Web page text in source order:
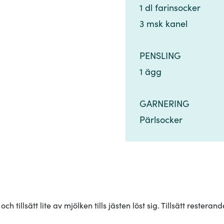
1 dl farinsocker​​​​‌ ‍ ​‍​‍‌‍ ‌ ​‍‌‍‍‌‌‍‌ ‌‍‍‌‌‍ ‍​‍​‍​ ‍‍​‍​‍‌ ​ ‌‍​‌‌‍ ‍‌‍‍‌‌ ‌​‌ ‍‌​‍ ‍‌‍‍‌‌‍ ​‍​‍​‍ ​​‍​‍‌‍‍​‌ ​‍‌‍‌‌‌‍‌‍​‍​‍​ ‍‍​‍​‍‌‍‍​‌ ‌​‌ ‌​‌ ​​‌ ​ ​ ‍‍​‍ ​‍ ‌‍​ ‌‍ ‌‌ ​ ​‍ ‍‌‍​ ‌‍‌‌‌ ​‍‌ ‌‍‌‍‌‌‌ ​‍‌‍​‌​‍ ‍‌ ​ ‌‍‌‌​‍ ‌ ​​‌ ​‍‌‍ ‌‍‌​‌ ‌‌‌‍​ ‌ ‌​‌‍‍‌‌‍ ‌‍ ‍​‍ ‌‍‍‌‌‍ ‍‌ ‌​‌‍‌‌‌‍ ‍‌ ‌​​‍ ‌‍‌‌‌‍‌​‌‍‍‌‌ ‌​​‍ ‌‍ ‌‌‍ ‌‍‌​‌‍‌‌​ ‌‌ ​​‌ ​‍‌‍‌‌‌ ​ ‌‍‌‌‌‍ ‍‌ ‌​‌‍​‌‌ ‌​‌‍‍‌‌‍ ‌‍ ‍​ ‍ ‌‍‍‌‌‍‌​​ ‌‌‍​ ​ ‌​‌‍​‍​ ​ ​ ‍‌‌‍‌‍​ ‌ ‌‍​ ​‍ ‌​ ‌‌‌‍​‍​ ‌​​ ​‍​‍ ‌​ ‌​​ ‌‍​ ‌​​ ‌​​‍ ‌​ ‍‌​ ‌‌​ ​​​ ​‌​‍ ‌​ ‌ ‌‍‌​​ ‌‌​ ‌ ​ ‍​​ ​​​ ​‌‌‍‌​‌‍‌‌​ ‌‌​ ‌‍​ ‌‌​ ‍ ‌ ‌​‌ ‍‌‌ ​​‌‍‌‌​ ‌‌ ​​‌‍​‌‌‍‌ ‌‍‌‌​ ‍ ‌ ​​‌‍​‌‌ ‌​‌‍‍​​ ‌‌‍​‍‌‍ ​‌‍ ‌‍​ ‌‍‍ ‌ ​ ​‍‌‌​ ‌‌‌​​‍‌‌ ‌‍‍ ‌‍‌‌‌ ‍‌​‍‌‌​ ​ ‌​‌​​‍‌‌​ ​ ‌​‌​​‍‌‌​ ​‍​ ​‍​ ‌​​ ‌‌​ ‌ ‌‍​‍‌‍​‌​ ‌ ​ ​‍‌‍​ ​‍ ‌​ ‍​‌‍‌‍​ ​ ‌‍​‍​‍ ‌​ ‌​​ ‌‍​ ‌ ​ ​​​‍ ‌​ ‍​​ ​‍‌‍‌​​ ​​​‍ ‌‌‍‌​​ ​​​ ‌‍​ ​‍​ ​​‌‍‌‍‌‍‌‌​ ​​​ ‌‌​ ​ ​ ​ ​ ​‍​‍‌‌​ ​‍​ ​‍​‍‌‌​ ‌‌‌​‌​​‍ ‍‌‍​ ‌‍ ‌‍ ​‌ ‌‌‌‍ ‌‌‍ ‍‌ ​ ​‍‌‌​ ‌‌‌​​‍‌‌ ‌‍‍ ‌‍‌‌‌ ‍‌​‍‌‌​ ​ ‌​‌​​‍‌‌​ ​ ‌​‌​​‍‌‌​ ​‍​ ​‍​ ​ ​ ‌​‌‍​‍​ ​‍​ ​‌​ ​​​ ‌‍‌‍‌‍​ ‍‌​ ‌‌‌‍‌‍‌‍‌​​‍‌‌​ ​‍​ ​‍​‍‌‌​ ‌‌‌​‌​​‍ ‍‌‍‍‌‌ ‌​‌‍‌‌‌‍ ‌‌ ​ ​‍‌‌​ ‌‌‌​​‍​ ​‌​ ​‍​‍‌‌​ ‌‌‌​‌​​ ‌‍​‍‌‍​‌‌ ​ ‌‍‌‌‌‌‌‌‌ ​‍‌‍ ​​ ‌‌‍‍​‌ ‌​‌ ‌​‌ ​​‌ ​ ​‍‌‌​ ​ ‌​​‌​‍‌‌​ ​‍‌​‌‍​‍‌‌​ ​‍‌​‌‍‌‍​ ‌‍ ‌‌ ​ ​‍ ‍‌‍​ ‌‍‌‌‌ ​‍‌ ‌‍‌‍‌‌‌ ​‍‌‍​‌​‍ ‍‌ ​ ‌‍‌‌​‍‌‍‌‍‍‌‌‍‌​​ ‌‌‍​ ​ ‌​‌‍​‍​ ​ ​ ‍‌‌‍‌‍​ ‌ ‌‍​ ​‍ ‌​ ‌‌‌‍​‍​ ‌​​ ​‍​‍ ‌​ ‌​​ ‌‍​ ‌​​ ‌​​‍ ‌​ ‍‌​ ‌‌​ ​​​ ​‌​‍ ‌​ ‌ ‌‍‌​​ ‌‌​ ‌ ​ ‍​​ ​​​ ​‌‌‍‌​‌‍‌‌​ ‌‌​ ‌‍​ ‌‌​‍‌‍‌ ‌​‌ ‍‌‌ ​​‌‍‌‌​ ‌‌ ​​‌‍​‌‌‍‌ ‌‍‌‌​‍‌‍‌ ​​‌‍​‌‌ ‌​‌‍‍​​ ‌‌‍​‍‌‍ ​‌‍ ‌‍​ ‌‍‍ ‌ ​ ​‍‌‌​ ‌‌‌​​‍‌‌ ‌‍‍ ‌‍‌‌‌ ‍‌​‍‌‌​ ​ ‌​‌​​‍‌‌​ ​ ‌​‌​​‍‌‌​ ​‍​ ​‍​ ‌​​ ‌‌​ ‌ ‌‍​‍‌‍​‌​ ‌ ​ ​‍‌‍​ ​‍ ‌​ ‍​‌‍‌‍​ ​ ‌‍​‍​‍ ‌​ ‌​​ ‌‍​ ‌ ​ ​​​‍ ‌​ ‍​​ ​‍‌‍‌​​ ​​​‍ ‌‌‍‌​​ ​​​ ‌‍​ ​‍​ ​​‌‍‌‍‌‍‌‌​ ​​​ ‌‌​ ​ ​ ​ ​ ​‍​‍‌‌​ ​‍​ ​‍​‍‌‌​ ‌‌‌​‌​​‍ ‍‌‍​ ‌‍ ‌‍ ​‌ ‌‌‌‍ ‌‌‍ ‍‌ ​ ​‍‌‌​ ‌‌‌​​‍‌‌ ‌‍‍ ‌‍‌‌‌ ‍‌​‍‌‌​ ​ ‌​‌​​‍‌‌​ ​ ‌​‌​​‍‌‌​ ​‍​ ​‍​ ​ ​ ‌​‌‍​‍​ ​‍​ ​‌​ ​​​ ‌‍‌‍‌‍​ ‍‌​ ‌‌‌‍‌‍‌‍‌​​‍‌‌​ ​‍​ ​‍​‍‌‌​ ‌‌‌​‌​​‍ ‍‌‍‍‌‌ ‌​‌‍‌‌‌‍ ‌‌ ​ ​‍‌‌​ ‌‌‌​​‍​ ​‌​ ​‍​‍‌‌​ ‌‌‌​‌​​‍‌‍‌ ‌ ‌‍ ‌ ​‍‌‍‍ ‌ ​ ‌ ​​‌‍​‌‌‍​ ‌‍‌‌​ ‌‌ ​​‌ ​‍‌‍ ‌‍‌​‌ ‌‌‌‍​ ‌ ‌​‌‍‍‌‌‍ ‌‍ ‍​‍‌‍‌ ​​‌‍‌‌‌ ​‍‌ ​ ‌ ​​‌‍‌‌‌‍​ ‌ ‌​‌‍‍‌‌ ‌‍‌‍‌‌​ ‌‌ ​​‌ ‌‌‌‍​‍‌‍ ​‌‍‍‌‌ ​ ‌‍‍​‌‍‌‌‌‍‌​​‍​‍‌ ‌
3 msk kanel​​​​‌ ‍ ​‍​‍‌‍ ‌ ​‍‌‍‍‌‌‍‌ ‌‍‍‌‌‍ ‍​‍​‍​ ‍‍​‍​‍‌ ​ ‌‍​‌‌‍ ‍‌‍‍‌‌ ‌​‌ ‍‌​‍ ‍‌‍‍‌‌‍ ​‍​‍​‍ ​​‍​‍‌‍‍​‌ ​‍‌‍‌‌‌‍‌‍​‍​‍​ ‍‍​‍​‍‌‍‍​‌ ‌​‌ ‌​‌ ​​‌ ​ ​ ‍‍​‍ ​‍ ‌‍​ ‌‍ ‌‌ ​ ​‍ ‍‌‍​ ‌‍‌‌‌ ​‍‌ ‌‍‌‍‌‌‌ ​‍‌‍​‌​‍ ‍‌ ​ ‌‍‌‌​‍ ‌ ​​‌ ​‍‌‍ ‌‍‌​‌ ‌‌‌‍​ ‌ ‌​‌‍‍‌‌‍ ‌‍ ‍​‍ ‌‍‍‌‌‍ ‍‌ ‌​‌‍‌‌‌‍ ‍‌ ‌​​‍ ‌‍‌‌‌‍‌​‌‍‍‌‌ ‌​​‍ ‌‍ ‌‌‍ ‌‍‌​‌‍‌‌​ ‌‌ ​​‌ ​‍‌‍‌‌‌ ​ ‌‍‌‌‌‍ ‍‌ ‌​‌‍​‌‌ ‌​‌‍‍‌‌‍ ‌‍ ‍​ ‍ ‌‍‍‌‌‍‌​​ ‌‌‍​ ​ ‌​‌‍​‍​ ​ ​ ‍‌‌‍‌‍​ ‌ ‌‍​ ​‍ ‌​ ‌‌‌‍​‍​ ‌​​ ​‍​‍ ‌​ ‌​​ ‌‍​ ‌​​ ‌​​‍ ‌​ ‍‌​ ‌‌​ ​​​ ​‌​‍ ‌​ ‌ ‌‍‌​​ ‌‌​ ‌ ​ ‍​​ ​​​ ​‌‌‍‌​‌‍‌‌​ ‌‌​ ‌‍​ ‌‌​ ‍ ‌ ‌​‌ ‍‌‌ ​​‌‍‌‌​ ‌‌ ​​‌‍​‌‌‍‌ ‌‍‌‌​ ‍ ‌ ​​‌‍​‌‌ ‌​‌‍‍​​ ‌‌‍​‍‌‍ ​‌‍ ‌‍​ ‌‍‍ ‌ ​ ​‍‌‌​ ‌‌‌​​‍‌‌ ‌‍‍ ‌‍‌‌‌ ‍‌​‍‌‌​ ​ ‌​‌​​‍‌‌​ ​ ‌​‌​​‍‌‌​ ​‍​ ​‍​ ‌​​ ‌‌​ ‌ ‌‍​‍‌‍​‌​ ‌ ​ ​‍‌‍​ ​‍ ‌​ ‍​‌‍‌‍​ ​ ‌‍​‍​‍ ‌​ ‌​​ ‌‍​ ‌ ​ ​​​‍ ‌​ ‍​​ ​‍‌‍‌​​ ​​​‍ ‌‌‍‌​​ ​​​ ‌‍​ ​‍​ ​​‌‍‌‍‌‍‌‌​ ​​​ ‌‌​ ​ ​ ​ ​ ​‍​‍‌‌​ ​‍​ ​‍​‍‌‌​ ‌‌‌​‌​​‍ ‍‌‍​ ‌‍ ‌‍ ​‌ ‌‌‌‍ ‌‌‍ ‍‌ ​ ​‍‌‌​ ‌‌‌​​‍‌‌ ‌‍‍ ‌‍‌‌‌ ‍‌​‍‌‌​ ​ ‌​‌​​‍‌‌​ ​ ‌​‌​​‍‌‌​ ​‍​ ​‍​ ​ ​ ‌​‌‍​‍​ ​‍​ ​‌​ ​​​ ‌‍‌‍‌‍​ ‍‌​ ‌‌‌‍‌‍‌‍‌​​‍‌‌​ ​‍​ ​‍​‍‌‌​ ‌‌‌​‌​​‍ ‍‌‍‍‌‌ ‌​‌‍‌‌‌‍ ‌‌ ​ ​‍‌‌​ ‌‌‌​​‍​ ​‌​ ​ ​‍‌‌​ ‌‌‌​‌​​ ‌‍​‍‌‍​‌‌ ​ ‌‍‌‌‌‌‌‌‌ ​‍‌‍ ​​ ‌‌‍‍​‌ ‌​‌ ‌​‌ ​​‌ ​ ​‍‌‌​ ​ ‌​​‌​‍‌‌​ ​‍‌​‌‍​‍‌‌​ ​‍‌​‌‍‌‍​ ‌‍ ‌‌ ​ ​‍ ‍‌‍​ ‌‍‌‌‌ ​‍‌ ‌‍‌‍‌‌‌ ​‍‌‍​‌​‍ ‍‌ ​ ‌‍‌‌​‍‌‍‌‍‍‌‌‍‌​​ ‌‌‍​ ​ ‌​‌‍​‍​ ​ ​ ‍‌‌‍‌‍​ ‌ ‌‍​ ​‍ ‌​ ‌‌‌‍​‍​ ‌​​ ​‍​‍ ‌​ ‌​​ ‌‍​ ‌​​ ‌​​‍ ‌​ ‍‌​ ‌‌​ ​​​ ​‌​‍ ‌​ ‌ ‌‍‌​​ ‌‌​ ‌ ​ ‍​​ ​​​ ​‌‌‍‌​‌‍‌‌​ ‌‌​ ‌‍​ ‌‌​‍‌‍‌ ‌​‌ ‍‌‌ ​​‌‍‌‌​ ‌‌ ​​‌‍​‌‌‍‌ ‌‍‌‌​‍‌‍‌ ​​‌‍​‌‌ ‌​‌‍‍​​ ‌‌‍​‍‌‍ ​‌‍ ‌‍​ ‌‍‍ ‌ ​ ​‍‌‌​ ‌‌‌​​‍‌‌ ‌‍‍ ‌‍‌‌‌ ‍‌​‍‌‌​ ​ ‌​‌​​‍‌‌​ ​ ‌​‌​​‍‌‌​ ​‍​ ​‍​ ‌​​ ‌‌​ ‌ ‌‍​‍‌‍​‌​ ‌ ​ ​‍‌‍​ ​‍ ‌​ ‍​‌‍‌‍​ ​ ‌‍​‍​‍ ‌​ ‌​​ ‌‍​ ‌ ​ ​​​‍ ‌​ ‍​​ ​‍‌‍‌​​ ​​​‍ ‌‌‍‌​​ ​​​ ‌‍​ ​‍​ ​​‌‍‌‍‌‍‌‌​ ​​​ ‌‌​ ​ ​ ​ ​ ​‍​‍‌‌​ ​‍​ ​‍​‍‌‌​ ‌‌‌​‌​​‍ ‍‌‍​ ‌‍ ‌‍ ​‌ ‌‌‌‍ ‌‌‍ ‍‌ ​ ​‍‌‌​ ‌‌‌​​‍‌‌ ‌‍‍ ‌‍‌‌‌ ‍‌​‍‌‌​ ​ ‌​‌​​‍‌‌​ ​ ‌​‌​​‍‌‌​ ​‍​ ​‍​ ​ ​ ‌​‌‍​‍​ ​‍​ ​‌​ ​​​ ‌‍‌‍‌‍​ ‍‌​ ‌‌‌‍‌‍‌‍‌​​‍‌‌​ ​‍​ ​‍​‍‌‌​ ‌‌‌​‌​​‍ ‍‌‍‍‌‌ ‌​‌‍‌‌‌‍ ‌‌ ​ ​‍‌‌​ ‌‌‌​​‍​ ​‌​ ​ ​‍‌‌​ ‌‌‌​‌​​‍‌‍‌ ‌ ‌‍ ‌ ​‍‌‍‍ ‌ ​ ‌ ​​‌‍​‌‌‍​ ‌‍‌‌​ ‌‌ ​​‌ ​‍‌‍ ‌‍‌​‌ ‌‌‌‍​ ‌ ‌​‌‍‍‌‌‍ ‌‍ ‍​‍‌‍‌ ​​‌‍‌‌‌ ​‍‌ ​ ‌ ​​‌‍‌‌‌‍​ ‌ ‌​‌‍‍‌‌ ‌‍‌‍‌‌​ ‌‌ ​​‌ ‌‌‌‍​‍‌‍ ​‌‍‍‌‌ ​ ‌‍‍​‌‍‌‌‌‍‌​​‍​‍‌ ‌
PENSLING​​​​‌ ‍ ​‍​‍‌‍ ‌ ​‍‌‍‍‌‌‍‌ ‌‍‍‌‌‍ ‍​‍​‍​ ‍‍​‍​‍‌ ​ ‌‍​‌‌‍ ‍‌‍‍‌‌ ‌​‌ ‍‌​‍ ‍‌‍‍‌‌‍ ​‍​‍​‍ ​​‍​‍‌‍‍​‌ ​‍‌‍‌‌‌‍‌‍​‍​‍​ ‍‍​‍​‍‌‍‍​‌ ‌​‌ ‌​‌ ​​‌ ​ ​ ‍‍​‍ ​‍ ‌‍​ ‌‍ ‌‌ ​ ​‍ ‍‌‍​ ‌‍‌‌‌ ​‍‌ ‌‍‌‍‌‌‌ ​‍‌‍​‌​‍ ‍‌ ​ ‌‍‌‌​‍ ‌ ​​‌ ​‍‌‍ ‌‍‌​‌ ‌‌‌‍​ ‌ ‌​‌‍‍‌‌‍ ‌‍ ‍​‍ ‌‍‍‌‌‍ ‍‌ ‌​‌‍‌‌‌‍ ‍‌ ‌​​‍ ‌‍‌‌‌‍‌​‌‍‍‌‌ ‌​​‍ ‌‍ ‌‌‍ ‌‍‌​‌‍‌‌​ ‌‌ ​​‌ ​‍‌‍‌‌‌ ​ ‌‍‌‌‌‍ ‍‌ ‌​‌‍​‌‌ ‌​‌‍‍‌‌‍ ‌‍ ‍​ ‍ ‌‍‍‌‌‍‌​​ ‌‌‍​ ​ ‌​‌‍​‍​ ​ ​ ‍‌‌‍‌‍​ ‌ ‌‍​ ​‍ ‌​ ‌‌‌‍​‍​ ‌​​ ​‍​‍ ‌​ ‌​​ ‌‍​ ‌​​ ‌​​‍ ‌​ ‍‌​ ‌‌​ ​​​ ​‌​‍ ‌​ ‌ ‌‍‌​​ ‌‌​ ‌ ​ ‍​​ ​​​ ​‌‌‍‌​‌‍‌‌​ ‌‌​ ‌‍​ ‌‌​ ‍ ‌ ‌​‌ ‍‌‌ ​​‌‍‌‌​ ‌‌ ​​‌‍​‌‌‍‌ ‌‍‌‌​ ‍ ‌ ​​‌‍​‌‌ ‌​‌‍‍​​ ‌‌‍​‍‌‍ ​‌‍ ‌‍​ ‌‍‍ ‌ ​ ​‍‌‌​ ‌‌‌​​‍‌‌ ‌‍‍ ‌‍‌‌‌ ‍‌​‍‌‌​ ​ ‌​‌​​‍‌‌​ ​ ‌​‌​​‍‌‌​ ​‍​ ​‍​ ‌​​ ‌‌​ ‌ ‌‍​‍‌‍​‌​ ‌ ​ ​‍‌‍​ ​‍ ‌​ ‍​‌‍‌‍​ ​ ‌‍​‍​‍ ‌​ ‌​​ ‌‍​ ‌ ​ ​​​‍ ‌​ ‍​​ ​‍‌‍‌​​ ​​​‍ ‌‌‍‌​​ ​​​ ‌‍​ ​‍​ ​​‌‍‌‍‌‍‌‌​ ​​​ ‌‌​ ​ ​ ​ ​ ​‍​‍‌‌​ ​‍​ ​‍​‍‌‌​ ‌‌‌​‌​​‍ ‍‌‍​ ‌‍ ‌‍ ​‌ ‌‌‌‍ ‌‌‍ ‍‌ ​ ​‍‌‌​ ‌‌‌​​‍‌‌ ‌‍‍ ‌‍‌‌‌ ‍‌​‍‌‌​ ​ ‌​‌​​‍‌‌​ ​ ‌​‌​​‍‌‌​ ​‍​ ​‍​ ​ ​ ‌​‌‍​‍​ ​‍​ ​‌​ ​​​ ‌‍‌‍‌‍​ ‍‌​ ‌‌‌‍‌‍‌‍‌​​‍‌‌​ ​‍​ ​‍​‍‌‌​ ‌‌‌​‌​​‍ ‍‌‍‍‌‌ ‌​‌‍‌‌‌‍ ‌‌ ​ ​‍‌‌​ ‌‌‌​​‍​ ​‌​ ‌‌​‍‌‌​ ‌‌‌​‌​​ ‌‍​‍‌‍​‌‌ ​ ‌‍‌‌‌‌‌‌‌ ​‍‌‍ ​​ ‌‌‍‍​‌ ‌​‌ ‌​‌ ​​‌ ​ ​‍‌‌​ ​ ‌​​‌​‍‌‌​ ​‍‌​‌‍​‍‌‌​ ​‍‌​‌‍‌‍​ ‌‍ ‌‌ ​ ​‍ ‍‌‍​ ‌‍‌‌‌ ​‍‌ ‌‍‌‍‌‌‌ ​‍‌‍​‌​‍ ‍‌ ​ ‌‍‌‌​‍‌‍‌‍‍‌‌‍‌​​ ‌‌‍​ ​ ‌​‌‍​‍​ ​ ​ ‍‌‌‍‌‍​ ‌ ‌‍​ ​‍ ‌​ ‌‌‌‍​‍​ ‌​​ ​‍​‍ ‌​ ‌​​ ‌‍​ ‌​​ ‌​​‍ ‌​ ‍‌​ ‌‌​ ​​​ ​‌​‍ ‌​ ‌ ‌‍‌​​ ‌‌​ ‌ ​ ‍​​ ​​​ ​‌‌‍‌​‌‍‌‌​ ‌‌​ ‌‍​ ‌‌​‍‌‍‌ ‌​‌ ‍‌‌ ​​‌‍‌‌​ ‌‌ ​​‌‍​‌‌‍‌ ‌‍‌‌​‍‌‍‌ ​​‌‍​‌‌ ‌​‌‍‍​​ ‌‌‍​‍‌‍ ​‌‍ ‌‍​ ‌‍‍ ‌ ​ ​‍‌‌​ ‌‌‌​​‍‌‌ ‌‍‍ ‌‍‌‌‌ ‍‌​‍‌‌​ ​ ‌​‌​​‍‌‌​ ​ ‌​‌​​‍‌‌​ ​‍​ ​‍​ ‌​​ ‌‌​ ‌ ‌‍​‍‌‍​‌​ ‌ ​ ​‍‌‍​ ​‍ ‌​ ‍​‌‍‌‍​ ​ ‌‍​‍​‍ ‌​ ‌​​ ‌‍​ ‌ ​ ​​​‍ ‌​ ‍​​ ​‍‌‍‌​​ ​​​‍ ‌‌‍‌​​ ​​​ ‌‍​ ​‍​ ​​‌‍‌‍‌‍‌‌​ ​​​ ‌‌​ ​ ​ ​ ​ ​‍​‍‌‌​ ​‍​ ​‍​‍‌‌​ ‌‌‌​‌​​‍ ‍‌‍​ ‌‍ ‌‍ ​‌ ‌‌‌‍ ‌‌‍ ‍‌ ​ ​‍‌‌​ ‌‌‌​​‍‌‌ ‌‍‍ ‌‍‌‌‌ ‍‌​‍‌‌​ ​ ‌​‌​​‍‌‌​ ​ ‌​‌​​‍‌‌​ ​‍​ ​‍​ ​ ​ ‌​‌‍​‍​ ​‍​ ​‌​ ​​​ ‌‍‌‍‌‍​ ‍‌​ ‌‌‌‍‌‍‌‍‌​​‍‌‌​ ​‍​ ​‍​‍‌‌​ ‌‌‌​‌​​‍ ‍‌‍‍‌‌ ‌​‌‍‌‌‌‍ ‌‌ ​ ​‍‌‌​ ‌‌‌​​‍​ ​‌​ ‌‌​‍‌‌​ ‌‌‌​‌​​‍‌‍‌ ‌ ‌‍ ‌ ​‍‌‍‍ ‌ ​ ‌ ​​‌‍​‌‌‍​ ‌‍‌‌​ ‌‌ ​​‌ ​‍‌‍ ‌‍‌​‌ ‌‌‌‍​ ‌ ‌​‌‍‍‌‌‍ ‌‍ ‍​‍‌‍‌ ​​‌‍‌‌‌ ​‍‌ ​ ‌ ​​‌‍‌‌‌‍​ ‌ ‌​‌‍‍‌‌ ‌‍‌‍‌‌​ ‌‌ ​​‌ ‌‌‌‍​‍‌‍ ​‌‍‍‌‌ ​ ‌‍‍​‌‍‌‌‌‍‌​​‍​‍‌ ‌
1 ägg​​​​‌ ‍ ​‍​‍‌‍ ‌ ​‍‌‍‍‌‌‍‌ ‌‍‍‌‌‍ ‍​‍​‍​ ‍‍​‍​‍‌ ​ ‌‍​‌‌‍ ‍‌‍‍‌‌ ‌​‌ ‍‌​‍ ‍‌‍‍‌‌‍ ​‍​‍​‍ ​​‍​‍‌‍‍​‌ ​‍‌‍‌‌‌‍‌‍​‍​‍​ ‍‍​‍​‍‌‍‍​‌ ‌​‌ ‌​‌ ​​‌ ​ ​ ‍‍​‍ ​‍ ‌‍​ ‌‍ ‌‌ ​ ​‍ ‍‌‍​ ‌‍‌‌‌ ​‍‌ ‌‍‌‍‌‌‌ ​‍‌‍​‌​‍ ‍‌ ​ ‌‍‌‌​‍ ‌ ​​‌ ​‍‌‍ ‌‍‌​‌ ‌‌‌‍​ ‌ ‌​‌‍‍‌‌‍ ‌‍ ‍​‍ ‌‍‍‌‌‍ ‍‌ ‌​‌‍‌‌‌‍ ‍‌ ‌​​‍ ‌‍‌‌‌‍‌​‌‍‍‌‌ ‌​​‍ ‌‍ ‌‌‍ ‌‍‌​‌‍‌‌​ ‌‌ ​​‌ ​‍‌‍‌‌‌ ​ ‌‍‌‌‌‍ ‍‌ ‌​‌‍​‌‌ ‌​‌‍‍‌‌‍ ‌‍ ‍​ ‍ ‌‍‍‌‌‍‌​​ ‌‌‍​ ​ ‌​‌‍​‍​ ​ ​ ‍‌‌‍‌‍​ ‌ ‌‍​ ​‍ ‌​ ‌‌‌‍​‍​ ‌​​ ​‍​‍ ‌​ ‌​​ ‌‍​ ‌​​ ‌​​‍ ‌​ ‍‌​ ‌‌​ ​​​ ​‌​‍ ‌​ ‌ ‌‍‌​​ ‌‌​ ‌ ​ ‍​​ ​​​ ​‌‌‍‌​‌‍‌‌​ ‌‌​ ‌‍​ ‌‌​ ‍ ‌ ‌​‌ ‍‌‌ ​​‌‍‌‌​ ‌‌ ​​‌‍​‌‌‍‌ ‌‍‌‌​ ‍ ‌ ​​‌‍​‌‌ ‌​‌‍‍​​ ‌‌‍​‍‌‍ ​‌‍ ‌‍​ ‌‍‍ ‌ ​ ​‍‌‌​ ‌‌‌​​‍‌‌ ‌‍‍ ‌‍‌‌‌ ‍‌​‍‌‌​ ​ ‌​‌​​‍‌‌​ ​ ‌​‌​​‍‌‌​ ​‍​ ​‍​ ‌​​ ‌‌​ ‌ ‌‍​‍‌‍​‌​ ‌ ​ ​‍‌‍​ ​‍ ‌​ ‍​‌‍‌‍​ ​ ‌‍​‍​‍ ‌​ ‌​​ ‌‍​ ‌ ​ ​​​‍ ‌​ ‍​​ ​‍‌‍‌​​ ​​​‍ ‌‌‍‌​​ ​​​ ‌‍​ ​‍​ ​​‌‍‌‍‌‍‌‌​ ​​​ ‌‌​ ​ ​ ​ ​ ​‍​‍‌‌​ ​‍​ ​‍​‍‌‌​ ‌‌‌​‌​​‍ ‍‌‍​ ‌‍ ‌‍ ​‌ ‌‌‌‍ ‌‌‍ ‍‌ ​ ​‍‌‌​ ‌‌‌​​‍‌‌ ‌‍‍ ‌‍‌‌‌ ‍‌​‍‌‌​ ​ ‌​‌​​‍‌‌​ ​ ‌​‌​​‍‌‌​ ​‍​ ​‍​ ​ ​ ‌​‌‍​‍​ ​‍​ ​‌​ ​​​ ‌‍‌‍‌‍​ ‍‌​ ‌‌‌‍‌‍‌‍‌​​‍‌‌​ ​‍​ ​‍​‍‌‌​ ‌‌‌​‌​​‍ ‍‌‍‍‌‌ ‌​‌‍‌‌‌‍ ‌‌ ​ ​‍‌‌​ ‌‌‌​​‍​ ​‌​ ‌‍​‍‌‌​ ‌‌‌​‌​​ ‌‍​‍‌‍​‌‌ ​ ‌‍‌‌‌‌‌‌‌ ​‍‌‍ ​​ ‌‌‍‍​‌ ‌​‌ ‌​‌ ​​‌ ​ ​‍‌‌​ ​ ‌​​‌​‍‌‌​ ​‍‌​‌‍​‍‌‌​ ​‍‌​‌‍‌‍​ ‌‍ ‌‌ ​ ​‍ ‍‌‍​ ‌‍‌‌‌ ​‍‌ ‌‍‌‍‌‌‌ ​‍‌‍​‌​‍ ‍‌ ​ ‌‍‌‌​‍‌‍‌‍‍‌‌‍‌​​ ‌‌‍​ ​ ‌​‌‍​‍​ ​ ​ ‍‌‌‍‌‍​ ‌ ‌‍​ ​‍ ‌​ ‌‌‌‍​‍​ ‌​​ ​‍​‍ ‌​ ‌​​ ‌‍​ ‌​​ ‌​​‍ ‌​ ‍‌​ ‌‌​ ​​​ ​‌​‍ ‌​ ‌ ‌‍‌​​ ‌‌​ ‌ ​ ‍​​ ​​​ ​‌‌‍‌​‌‍‌‌​ ‌‌​ ‌‍​ ‌‌​‍‌‍‌ ‌​‌ ‍‌‌ ​​‌‍‌‌​ ‌‌ ​​‌‍​‌‌‍‌ ‌‍‌‌​‍‌‍‌ ​​‌‍​‌‌ ‌​‌‍‍​​ ‌‌‍​‍‌‍ ​‌‍ ‌‍​ ‌‍‍ ‌ ​ ​‍‌‌​ ‌‌‌​​‍‌‌ ‌‍‍ ‌‍‌‌‌ ‍‌​‍‌‌​ ​ ‌​‌​​‍‌‌​ ​ ‌​‌​​‍‌‌​ ​‍​ ​‍​ ‌​​ ‌‌​ ‌ ‌‍​‍‌‍​‌​ ‌ ​ ​‍‌‍​ ​‍ ‌​ ‍​‌‍‌‍​ ​ ‌‍​‍​‍ ‌​ ‌​​ ‌‍​ ‌ ​ ​​​‍ ‌​ ‍​​ ​‍‌‍‌​​ ​​​‍ ‌‌‍‌​​ ​​​ ‌‍​ ​‍​ ​​‌‍‌‍‌‍‌‌​ ​​​ ‌‌​ ​ ​ ​ ​ ​‍​‍‌‌​ ​‍​ ​‍​‍‌‌​ ‌‌‌​‌​​‍ ‍‌‍​ ‌‍ ‌‍ ​‌ ‌‌‌‍ ‌‌‍ ‍‌ ​ ​‍‌‌​ ‌‌‌​​‍‌‌ ‌‍‍ ‌‍‌‌‌ ‍‌​‍‌‌​ ​ ‌​‌​​‍‌‌​ ​ ‌​‌​​‍‌‌​ ​‍​ ​‍​ ​ ​ ‌​‌‍​‍​ ​‍​ ​‌​ ​​​ ‌‍‌‍‌‍​ ‍‌​ ‌‌‌‍‌‍‌‍‌​​‍‌‌​ ​‍​ ​‍​‍‌‌​ ‌‌‌​‌​​‍ ‍‌‍‍‌‌ ‌​‌‍‌‌‌‍ ‌‌ ​ ​‍‌‌​ ‌‌‌​​‍​ ​‌​ ‌‍​‍‌‌​ ‌‌‌​‌​​‍‌‍‌ ‌ ‌‍ ‌ ​‍‌‍‍ ‌ ​ ‌ ​​‌‍​‌‌‍​ ‌‍‌‌​ ‌‌ ​​‌ ​‍‌‍ ‌‍‌​‌ ‌‌‌‍​ ‌ ‌​‌‍‍‌‌‍ ‌‍ ‍​‍‌‍‌ ​​‌‍‌‌‌ ​‍‌ ​ ‌ ​​‌‍‌‌‌‍​ ‌ ‌​‌‍‍‌‌ ‌‍‌‍‌‌​ ‌‌ ​​‌ ‌‌‌‍​‍‌‍ ​‌‍‍‌‌ ​ ‌‍‍​‌‍‌‌‌‍‌​​‍​‍‌ ‌
GARNERING​​​​‌ ‍ ​‍​‍‌‍ ‌ ​‍‌‍‍‌‌‍‌ ‌‍‍‌‌‍ ‍​‍​‍​ ‍‍​‍​‍‌ ​ ‌‍​‌‌‍ ‍‌‍‍‌‌ ‌​‌ ‍‌​‍ ‍‌‍‍‌‌‍ ​‍​‍​‍ ​​‍​‍‌‍‍​‌ ​‍‌‍‌‌‌‍‌‍​‍​‍​ ‍‍​‍​‍‌‍‍​‌ ‌​‌ ‌​‌ ​​‌ ​ ​ ‍‍​‍ ​‍ ‌‍​ ‌‍ ‌‌ ​ ​‍ ‍‌‍​ ‌‍‌‌‌ ​‍‌ ‌‍‌‍‌‌‌ ​‍‌‍​‌​‍ ‍‌ ​ ‌‍‌‌​‍ ‌ ​​‌ ​‍‌‍ ‌‍‌​‌ ‌‌‌‍​ ‌ ‌​‌‍‍‌‌‍ ‌‍ ‍​‍ ‌‍‍‌‌‍ ‍‌ ‌​‌‍‌‌‌‍ ‍‌ ‌​​‍ ‌‍‌‌‌‍‌​‌‍‍‌‌ ‌​​‍ ‌‍ ‌‌‍ ‌‍‌​‌‍‌‌​ ‌‌ ​​‌ ​‍‌‍‌‌‌ ​ ‌‍‌‌‌‍ ‍‌ ‌​‌‍​‌‌ ‌​‌‍‍‌‌‍ ‌‍ ‍​ ‍ ‌‍‍‌‌‍‌​​ ‌‌‍​ ​ ‌​‌‍​‍​ ​ ​ ‍‌‌‍‌‍​ ‌ ‌‍​ ​‍ ‌​ ‌‌‌‍​‍​ ‌​​ ​‍​‍ ‌​ ‌​​ ‌‍​ ‌​​ ‌​​‍ ‌​ ‍‌​ ‌‌​ ​​​ ​‌​‍ ‌​ ‌ ‌‍‌​​ ‌‌​ ‌ ​ ‍​​ ​​​ ​‌‌‍‌​‌‍‌‌​ ‌‌​ ‌‍​ ‌‌​ ‍ ‌ ‌​‌ ‍‌‌ ​​‌‍‌‌​ ‌‌ ​​‌‍​‌‌‍‌ ‌‍‌‌​ ‍ ‌ ​​‌‍​‌‌ ‌​‌‍‍​​ ‌‌‍​‍‌‍ ​‌‍ ‌‍​ ‌‍‍ ‌ ​ ​‍‌‌​ ‌‌‌​​‍‌‌ ‌‍‍ ‌‍‌‌‌ ‍‌​‍‌‌​ ​ ‌​‌​​‍‌‌​ ​ ‌​‌​​‍‌‌​ ​‍​ ​‍​ ‌​​ ‌‌​ ‌ ‌‍​‍‌‍​‌​ ‌ ​ ​‍‌‍​ ​‍ ‌​ ‍​‌‍‌‍​ ​ ‌‍​‍​‍ ‌​ ‌​​ ‌‍​ ‌ ​ ​​​‍ ‌​ ‍​​ ​‍‌‍‌​​ ​​​‍ ‌‌‍‌​​ ​​​ ‌‍​ ​‍​ ​​‌‍‌‍‌‍‌‌​ ​​​ ‌‌​ ​ ​ ​ ​ ​‍​‍‌‌​ ​‍​ ​‍​‍‌‌​ ‌‌‌​‌​​‍ ‍‌‍​ ‌‍ ‌‍ ​‌ ‌‌‌‍ ‌‌‍ ‍‌ ​ ​‍‌‌​ ‌‌‌​​‍‌‌ ‌‍‍ ‌‍‌‌‌ ‍‌​‍‌‌​ ​ ‌​‌​​‍‌‌​ ​ ‌​‌​​‍‌‌​ ​‍​ ​‍​ ​ ​ ‌​‌‍​‍​ ​‍​ ​‌​ ​​​ ‌‍‌‍‌‍​ ‍‌​ ‌‌‌‍‌‍‌‍‌​​‍‌‌​ ​‍​ ​‍​‍‌‌​ ‌‌‌​‌​​‍ ‍‌‍‍‌‌ ‌​‌‍‌‌‌‍ ‌‌ ​ ​‍‌‌​ ‌‌‌​​‍​ ​‌​ ‍​​‍‌‌​ ‌‌‌​‌​​ ‌‍​‍‌‍​‌‌ ​ ‌‍‌‌‌‌‌‌‌ ​‍‌‍ ​​ ‌‌‍‍​‌ ‌​‌ ‌​‌ ​​‌ ​ ​‍‌‌​ ​ ‌​​‌​‍‌‌​ ​‍‌​‌‍​‍‌‌​ ​‍‌​‌‍‌‍​ ‌‍ ‌‌ ​ ​‍ ‍‌‍​ ‌‍‌‌‌ ​‍‌ ‌‍‌‍‌‌‌ ​‍‌‍​‌​‍ ‍‌ ​ ‌‍‌‌​‍‌‍‌‍‍‌‌‍‌​​ ‌‌‍​ ​ ‌​‌‍​‍​ ​ ​ ‍‌‌‍‌‍​ ‌ ‌‍​ ​‍ ‌​ ‌‌‌‍​‍​ ‌​​ ​‍​‍ ‌​ ‌​​ ‌‍​ ‌​​ ‌​​‍ ‌​ ‍‌​ ‌‌​ ​​​ ​‌​‍ ‌​ ‌ ‌‍‌​​ ‌‌​ ‌ ​ ‍​​ ​​​ ​‌‌‍‌​‌‍‌‌​ ‌‌​ ‌‍​ ‌‌​‍‌‍‌ ‌​‌ ‍‌‌ ​​‌‍‌‌​ ‌‌ ​​‌‍​‌‌‍‌ ‌‍‌‌​‍‌‍‌ ​​‌‍​‌‌ ‌​‌‍‍​​ ‌‌‍​‍‌‍ ​‌‍ ‌‍​ ‌‍‍ ‌ ​ ​‍‌‌​ ‌‌‌​​‍‌‌ ‌‍‍ ‌‍‌‌‌ ‍‌​‍‌‌​ ​ ‌​‌​​‍‌‌​ ​ ‌​‌​​‍‌‌​ ​‍​ ​‍​ ‌​​ ‌‌​ ‌ ‌‍​‍‌‍​‌​ ‌ ​ ​‍‌‍​ ​‍ ‌​ ‍​‌‍‌‍​ ​ ‌‍​‍​‍ ‌​ ‌​​ ‌‍​ ‌ ​ ​​​‍ ‌​ ‍​​ ​‍‌‍‌​​ ​​​‍ ‌‌‍‌​​ ​​​ ‌‍​ ​‍​ ​​‌‍‌‍‌‍‌‌​ ​​​ ‌‌​ ​ ​ ​ ​ ​‍​‍‌‌​ ​‍​ ​‍​‍‌‌​ ‌‌‌​‌​​‍ ‍‌‍​ ‌‍ ‌‍ ​‌ ‌‌‌‍ ‌‌‍ ‍‌ ​ ​‍‌‌​ ‌‌‌​​‍‌‌ ‌‍‍ ‌‍‌‌‌ ‍‌​‍‌‌​ ​ ‌​‌​​‍‌‌​ ​ ‌​‌​​‍‌‌​ ​‍​ ​‍​ ​ ​ ‌​‌‍​‍​ ​‍​ ​‌​ ​​​ ‌‍‌‍‌‍​ ‍‌​ ‌‌‌‍‌‍‌‍‌​​‍‌‌​ ​‍​ ​‍​‍‌‌​ ‌‌‌​‌​​‍ ‍‌‍‍‌‌ ‌​‌‍‌‌‌‍ ‌‌ ​ ​‍‌‌​ ‌‌‌​​‍​ ​‌​ ‍​​‍‌‌​ ‌‌‌​‌​​‍‌‍‌ ‌ ‌‍ ‌ ​‍‌‍‍ ‌ ​ ‌ ​​‌‍​‌‌‍​ ‌‍‌‌​ ‌‌ ​​‌ ​‍‌‍ ‌‍‌​‌ ‌‌‌‍​ ‌ ‌​‌‍‍‌‌‍ ‌‍ ‍​‍‌‍‌ ​​‌‍‌‌‌ ​‍‌ ​ ‌ ​​‌‍‌‌‌‍​ ‌ ‌​‌‍‍‌‌ ‌‍‌‍‌‌​ ‌‌ ​​‌ ‌‌‌‍​‍‌‍ ​‌‍‍‌‌ ​ ‌‍‍​‌‍‌‌‌‍‌​​‍​‍‌ ‌
Pärlsocker​​​​‌ ‍ ​‍​‍‌‍ ‌ ​‍‌‍‍‌‌‍‌ ‌‍‍‌‌‍ ‍​‍​‍​ ‍‍​‍​‍‌ ​ ‌‍​‌‌‍ ‍‌‍‍‌‌ ‌​‌ ‍‌​‍ ‍‌‍‍‌‌‍ ​‍​‍​‍ ​​‍​‍‌‍‍​‌ ​‍‌‍‌‌‌‍‌‍​‍​‍​ ‍‍​‍​‍‌‍‍​‌ ‌​‌ ‌​‌ ​​‌ ​ ​ ‍‍​‍ ​‍ ‌‍​ ‌‍ ‌‌ ​ ​‍ ‍‌‍​ ‌‍‌‌‌ ​‍‌ ‌‍‌‍‌‌‌ ​‍‌‍​‌​‍ ‍‌ ​ ‌‍‌‌​‍ ‌ ​​‌ ​‍‌‍ ‌‍‌​‌ ‌‌‌‍​ ‌ ‌​‌‍‍‌‌‍ ‌‍ ‍​‍ ‌‍‍‌‌‍ ‍‌ ‌​‌‍‌‌‌‍ ‍‌ ‌​​‍ ‌‍‌‌‌‍‌​‌‍‍‌‌ ‌​​‍ ‌‍ ‌‌‍ ‌‍‌​‌‍‌‌​ ‌‌ ​​‌ ​‍‌‍‌‌‌ ​ ‌‍‌‌‌‍ ‍‌ ‌​‌‍​‌‌ ‌​‌‍‍‌‌‍ ‌‍ ‍​ ‍ ‌‍‍‌‌‍‌​​ ‌‌‍​ ​ ‌​‌‍​‍​ ​ ​ ‍‌‌‍‌‍​ ‌ ‌‍​ ​‍ ‌​ ‌‌‌‍​‍​ ‌​​ ​‍​‍ ‌​ ‌​​ ‌‍​ ‌​​ ‌​​‍ ‌​ ‍‌​ ‌‌​ ​​​ ​‌​‍ ‌​ ‌ ‌‍‌​​ ‌‌​ ‌ ​ ‍​​ ​​​ ​‌‌‍‌​‌‍‌‌​ ‌‌​ ‌‍​ ‌‌​ ‍ ‌ ‌​‌ ‍‌‌ ​​‌‍‌‌​ ‌‌ ​​‌‍​‌‌‍‌ ‌‍‌‌​ ‍ ‌ ​​‌‍​‌‌ ‌​‌‍‍​​ ‌‌‍​‍‌‍ ​‌‍ ‌‍​ ‌‍‍ ‌ ​ ​‍‌‌​ ‌‌‌​​‍‌‌ ‌‍‍ ‌‍‌‌‌ ‍‌​‍‌‌​ ​ ‌​‌​​‍‌‌​ ​ ‌​‌​​‍‌‌​ ​‍​ ​‍​ ‌​​ ‌‌​ ‌ ‌‍​‍‌‍​‌​ ‌ ​ ​‍‌‍​ ​‍ ‌​ ‍​‌‍‌‍​ ​ ‌‍​‍​‍ ‌​ ‌​​ ‌‍​ ‌ ​ ​​​‍ ‌​ ‍​​ ​‍‌‍‌​​ ​​​‍ ‌‌‍‌​​ ​​​ ‌‍​ ​‍​ ​​‌‍‌‍‌‍‌‌​ ​​​ ‌‌​ ​ ​ ​ ​ ​‍​‍‌‌​ ​‍​ ​‍​‍‌‌​ ‌‌‌​‌​​‍ ‍‌‍​ ‌‍ ‌‍ ​‌ ‌‌‌‍ ‌‌‍ ‍‌ ​ ​‍‌‌​ ‌‌‌​​‍‌‌ ‌‍‍ ‌‍‌‌‌ ‍‌​‍‌‌​ ​ ‌​‌​​‍‌‌​ ​ ‌​‌​​‍‌‌​ ​‍​ ​‍​ ​ ​ ‌​‌‍​‍​ ​‍​ ​‌​ ​​​ ‌‍‌‍‌‍​ ‍‌​ ‌‌‌‍‌‍‌‍‌​​‍‌‌​ ​‍​ ​‍​‍‌‌​ ‌‌‌​‌​​‍ ‍‌‍‍‌‌ ‌​‌‍‌‌‌‍ ‌‌ ​ ​‍‌‌​ ‌‌‌​​‍​ ​‌​ ‍‌​‍‌‌​ ‌‌‌​‌​​ ‌‍​‍‌‍​‌‌ ​ ‌‍‌‌‌‌‌‌‌ ​‍‌‍ ​​ ‌‌‍‍​‌ ‌​‌ ‌​‌ ​​‌ ​ ​‍‌‌​ ​ ‌​​‌​‍‌‌​ ​‍‌​‌‍​‍‌‌​ ​‍‌​‌‍‌‍​ ‌‍ ‌‌ ​ ​‍ ‍‌‍​ ‌‍‌‌‌ ​‍‌ ‌‍‌‍‌‌‌ ​‍‌‍​‌​‍ ‍‌ ​ ‌‍‌‌​‍‌‍‌‍‍‌‌‍‌​​ ‌‌‍​ ​ ‌​‌‍​‍​ ​ ​ ‍‌‌‍‌‍​ ‌ ‌‍​ ​‍ ‌​ ‌‌‌‍​‍​ ‌​​ ​‍​‍ ‌​ ‌​​ ‌‍​ ‌​​ ‌​​‍ ‌​ ‍‌​ ‌‌​ ​​​ ​‌​‍ ‌​ ‌ ‌‍‌​​ ‌‌​ ‌ ​ ‍​​ ​​​ ​‌‌‍‌​‌‍‌‌​ ‌‌​ ‌‍​ ‌‌​‍‌‍‌ ‌​‌ ‍‌‌ ​​‌‍‌‌​ ‌‌ ​​‌‍​‌‌‍‌ ‌‍‌‌​‍‌‍‌ ​​‌‍​‌‌ ‌​‌‍‍​​ ‌‌‍​‍‌‍ ​‌‍ ‌‍​ ‌‍‍ ‌ ​ ​‍‌‌​ ‌‌‌​​‍‌‌ ‌‍‍ ‌‍‌‌‌ ‍‌​‍‌‌​ ​ ‌​‌​​‍‌‌​ ​ ‌​‌​​‍‌‌​ ​‍​ ​‍​ ‌​​ ‌‌​ ‌ ‌‍​‍‌‍​‌​ ‌ ​ ​‍‌‍​ ​‍ ‌​ ‍​‌‍‌‍​ ​ ‌‍​‍​‍ ‌​ ‌​​ ‌‍​ ‌ ​ ​​​‍ ‌​ ‍​​ ​‍‌‍‌​​ ​​​‍ ‌‌‍‌​​ ​​​ ‌‍​ ​‍​ ​​‌‍‌‍‌‍‌‌​ ​​​ ‌‌​ ​ ​ ​ ​ ​‍​‍‌‌​ ​‍​ ​‍​‍‌‌​ ‌‌‌​‌​​‍ ‍‌‍​ ‌‍ ‌‍ ​‌ ‌‌‌‍ ‌‌‍ ‍‌ ​ ​‍‌‌​ ‌‌‌​​‍‌‌ ‌‍‍ ‌‍‌‌‌ ‍‌​‍‌‌​ ​ ‌​‌​​‍‌‌​ ​ ‌​‌​​‍‌‌​ ​‍​ ​‍​ ​ ​ ‌​‌‍​‍​ ​‍​ ​‌​ ​​​ ‌‍‌‍‌‍​ ‍‌​ ‌‌‌‍‌‍‌‍‌​​‍‌‌​ ​‍​ ​‍​‍‌‌​ ‌‌‌​‌​​‍ ‍‌‍‍‌‌ ‌​‌‍‌‌‌‍ ‌‌ ​ ​‍‌‌​ ‌‌‌​​‍​ ​‌​ ‍‌​‍‌‌​ ‌‌‌​‌​​‍‌‍‌ ‌ ‌‍ ‌ ​‍‌‍‍ ‌ ​ ‌ ​​‌‍​‌‌‍​ ‌‍‌‌​ ‌‌ ​​‌ ​‍‌‍ ‌‍‌​‌ ‌‌‌‍​ ‌ ‌​‌‍‍‌‌‍ ‌‍ ‍​‍‌‍‌ ​​‌‍‌‌‌ ​‍‌ ​ ‌ ​​‌‍‌‌‌‍​ ‌ ‌​‌‍‍‌‌ ‌‍‌‍‌‌​ ‌‌ ​​‌ ‌‌‌‍​‍‌‍ ​‌‍‍‌‌ ​ ‌‍‍​‌‍‌‌‌‍‌​​‍​‍‌ ‌
tillsätt lite av mjölken tills jästen löst sig. Tillsätt